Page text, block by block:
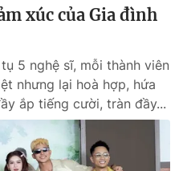
xúc của Gia đình
5 nghệ sĩ, mỗi thành viên
nhưng lại hoà hợp, hứa
ắp tiếng cười, tràn đầy...